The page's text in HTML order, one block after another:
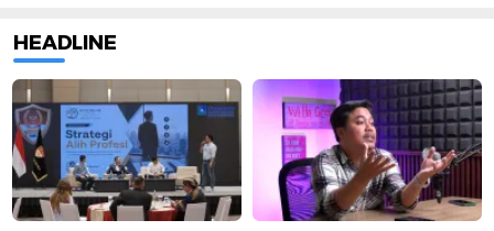
HEADLINE